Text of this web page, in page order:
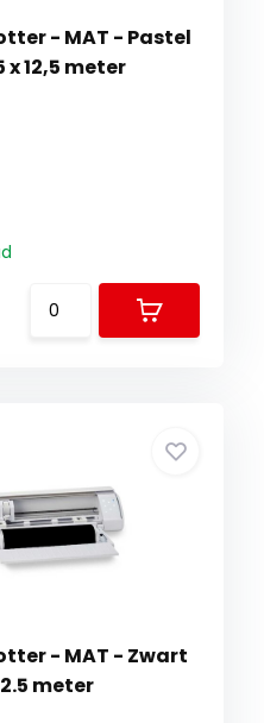
- MAT - Pastel
x 12,5 meter
- MAT - Zwart
meter